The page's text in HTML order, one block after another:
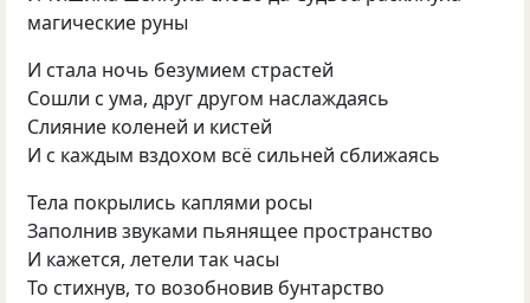
магические руны
И стала ночь безумием страстей
Сошли с ума, друг другом наслаждаясь
Слияние коленей и кистей
И с каждым вздохом всё сильней сближаясь
Тела покрылись каплями росы
Заполнив звуками пьянящее пространство
И кажется, летели так часы
То стихнув, то возобновив бунтарство